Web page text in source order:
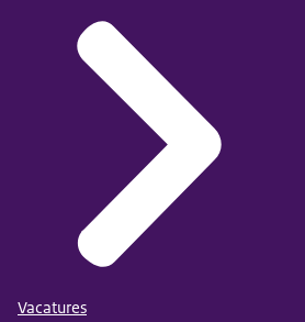
Vacatures